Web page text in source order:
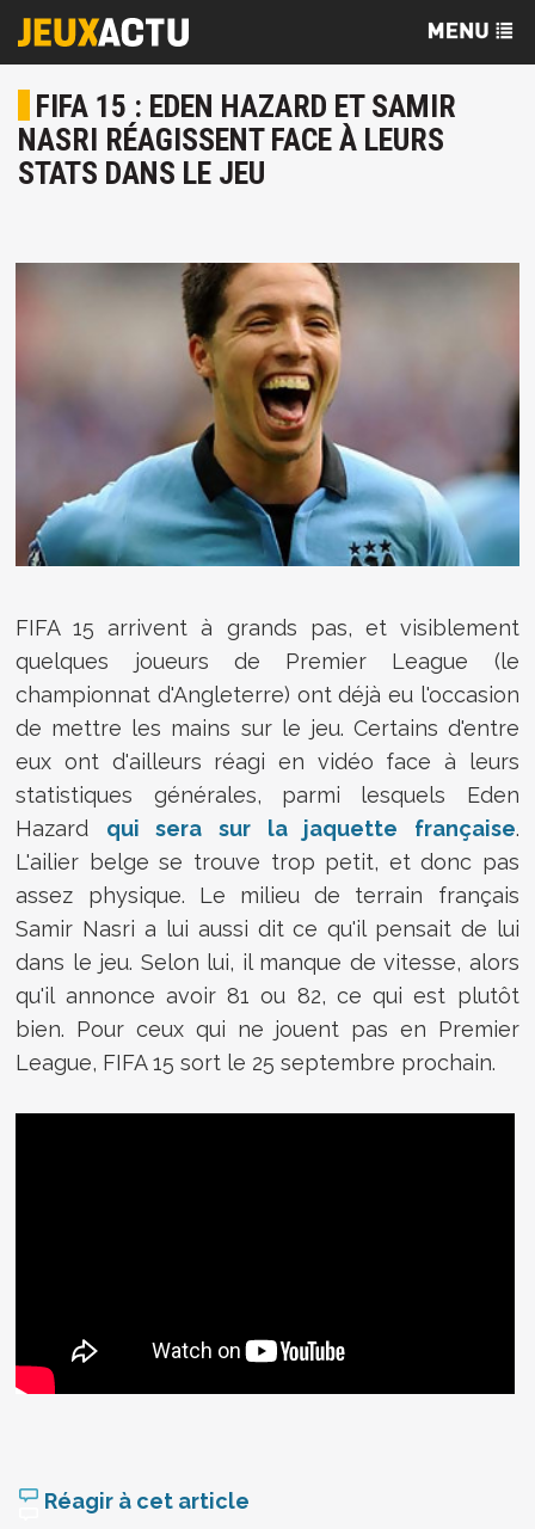
FIFA 15 : EDEN HAZARD ET SAMIR
NASRI RÉAGISSENT FACE À LEURS
STATS DANS LE JEU
FIFA 15 arrivent à grands pas, et visiblement
quelques joueurs de Premier League (le
championnat d'Angleterre) ont déjà eu l'occasion
de mettre les mains sur le jeu. Certains d'entre
eux ont d'ailleurs réagi en vidéo face à leurs
statistiques générales, parmi lesquels Eden
Hazard qui sera sur la jaquette française.
L'ailier belge se trouve trop petit, et donc pas
assez physique. Le milieu de terrain français
Samir Nasri a lui aussi dit ce qu'il pensait de lui
dans le jeu. Selon lui, il manque de vitesse, alors
qu'il annonce avoir 81 ou 82, ce qui est plutôt
bien. Pour ceux qui ne jouent pas en Premier
League, FIFA 15 sort le 25 septembre prochain.
Réagir à cet article